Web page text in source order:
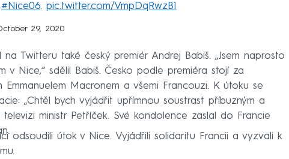
#Nice06. pic.twitter.com/VmpDqRwzB1
29, 2020
Twitteru také český premiér Andrej Babiš. „Jsem naprosto
v Nice,“ sdělil Babiš. Česko podle premiéra stojí za
Emmanuelem Macronem a všemi Francouzi. K útoku se
„Chtěl bych vyjádřit upřímnou soustrast příbuzným a
ministr Petříček. Své kondolence zaslal do Francie
odsoudili útok v Nice. Vyjádřili solidaritu Francii a vyzvali k